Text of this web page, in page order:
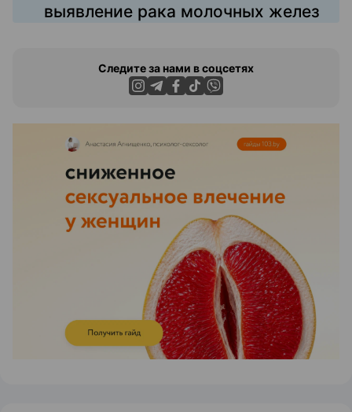
выявление рака молочных желез
Следите за нами в соцсетях
ЭФФЕКТИВНАЯ РЕКЛАМА НА САЙТЕ